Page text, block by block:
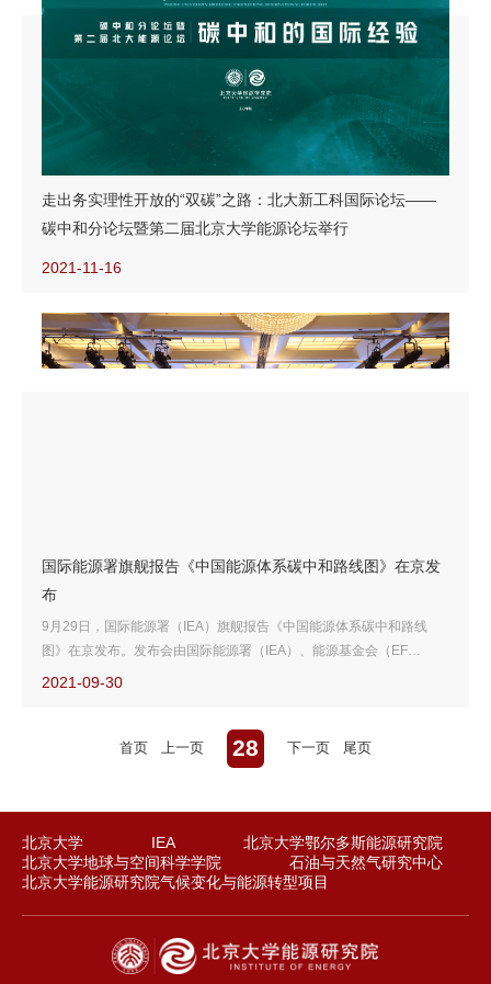
走出务实理性开放的“双碳”之路：北大新工科国际论坛——
碳中和分论坛暨第二届北京大学能源论坛举行
2021-11-16
国际能源署旗舰报告《中国能源体系碳中和路线图》在京发
布
9月29日，国际能源署（IEA）旗舰报告《中国能源体系碳中和路线
图》在京发布。发布会由国际能源署（IEA）、能源基金会（EF
CHINA）、北京大学能源研究院（IEPKU）联合主办，中国能源报
100余人莅临现场，超过65万人线上实时观看。
2021-09-30
首页 上一页 28 下一页 尾页
北京大学 IEA
北京大学鄂尔多斯能源研究院
北京大学地球与空间科学学院
石油与天然气研究中心
北京大学能源研究院气候变化与能源转型项目